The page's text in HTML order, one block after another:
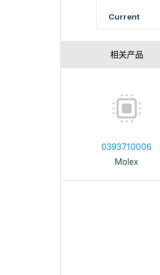
Current
相关产品
0393710006
Molex